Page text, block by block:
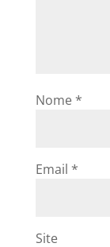
Nome *
Email *
Site